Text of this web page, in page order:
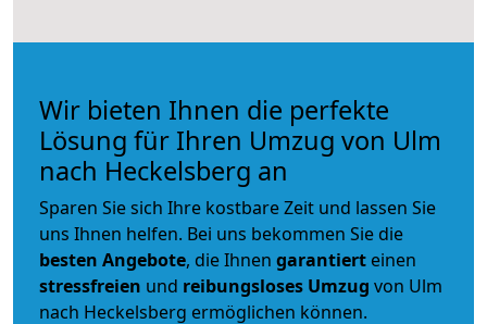
Wir bieten Ihnen die perfekte
Lösung für Ihren Umzug von Ulm
nach Heckelsberg an
Sparen Sie sich Ihre kostbare Zeit und lassen Sie
uns Ihnen helfen. Bei uns bekommen Sie die
besten Angebote, die Ihnen garantiert einen
stressfreien und reibungsloses Umzug von Ulm
nach Heckelsberg ermöglichen können.